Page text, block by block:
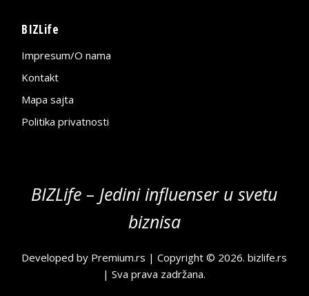
BIZLife
Impresum/O nama
Kontakt
Mapa sajta
Politika privatnosti
BIZLife – Jedini influenser u svetu
biznisa
Developed by Premium.rs | Copyright © 2026.bizlife.rs
| Sva prava zadržana.